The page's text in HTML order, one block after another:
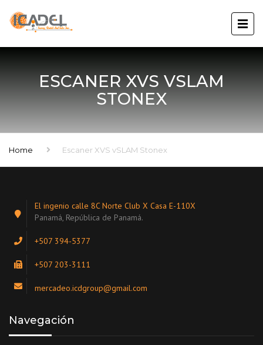
ESCANER XVS VSLAM
STONEX
Home Escaner XVS vSLAM Stonex
El ingenio calle 8C Norte Club X Casa E-110X
Panamá, República de Panamá.
+507 394-5377
+507 203-3111
mercadeo.icdgroup@gmail.com
Navegación